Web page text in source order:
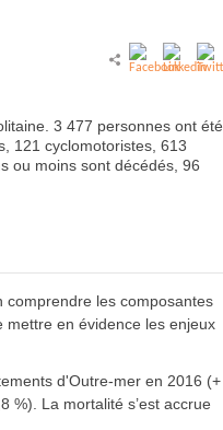
3 477 personnes ont été
121 cyclomotoristes, 613
ou moins sont décédés, 96
comprendre les composantes
mettre en évidence les enjeux
d'Outre-mer en 2016 (+
%). La mortalité s’est accrue